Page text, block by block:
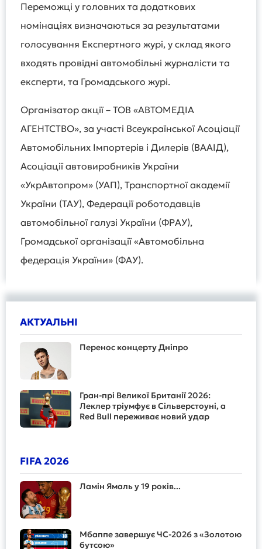
Переможці у головних та додаткових
номінаціях визначаються за результатами
голосування Експертного журі, у склад якого
входять провідні автомобільні журналісти та
експерти, та Громадського журі.
Організатор акції – ТОВ «АВТОМЕДІА
АГЕНТСТВО», за участі Всеукраїнської Асоціації
Автомобільних Імпортерів і Дилерів (ВААІД),
Асоціації автовиробників України
«УкрАвтопром» (УАП), Транспортної академії
України (ТАУ), Федерації роботодавців
автомобільної галузі України (ФРАУ),
Громадської організації «Автомобільна
федерація України» (ФАУ).
АКТУАЛЬНІ
Перенос концерту Дніпро
Гран-прі Великої Британії 2026:
Леклер тріумфує в Сільверстоуні, а
Red Bull переживає новий удар
FIFA 2026
Ламін Ямаль у 19 років...
Мбаппе завершує ЧС-2026 з «Золотою
бутсою»